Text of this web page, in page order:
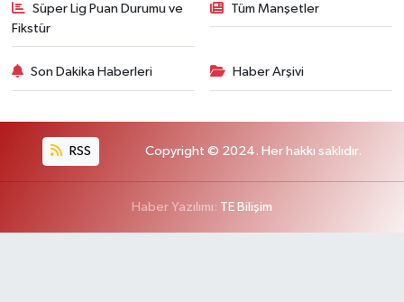
Süper Lig Puan Durumu ve
Fikstür
Tüm Manşetler
Son Dakika Haberleri Haber Arşivi
RSS Copyright © 2024. Her hakkı saklıdır.
Haber Yazılımı: TE Bilişim